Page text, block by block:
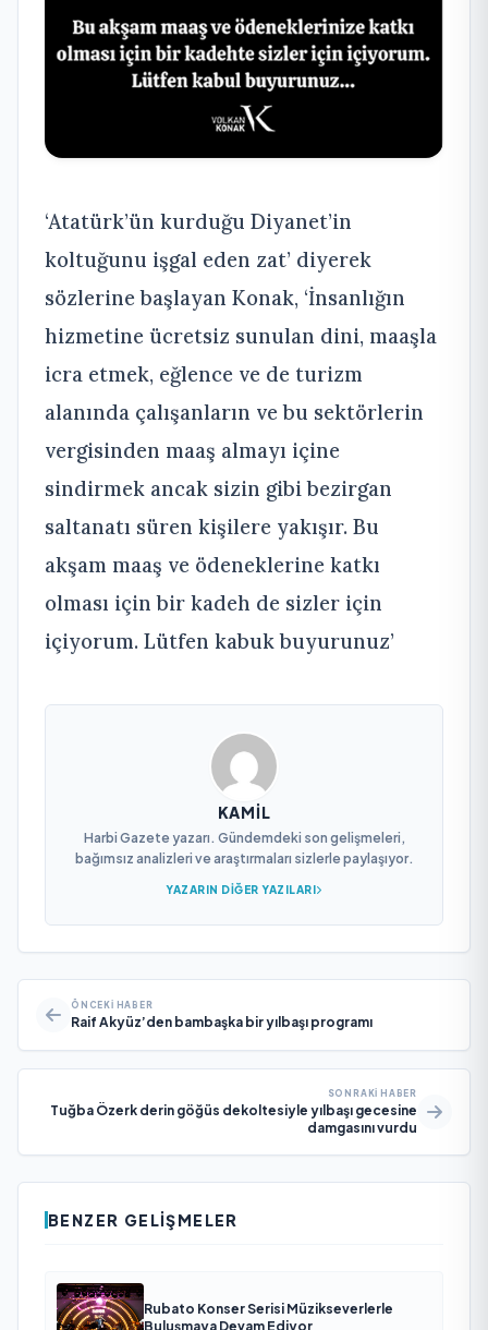
‘Atatürk’ün kurduğu Diyanet’in
koltuğunu işgal eden zat’ diyerek
sözlerine başlayan Konak, ‘İnsanlığın
hizmetine ücretsiz sunulan dini, maaşla
icra etmek, eğlence ve de turizm
alanında çalışanların ve bu sektörlerin
vergisinden maaş almayı içine
sindirmek ancak sizin gibi bezirgan
saltanatı süren kişilere yakışır. Bu
akşam maaş ve ödeneklerine katkı
olması için bir kadeh de sizler için
içiyorum. Lütfen kabuk buyurunuz’
KAMIL
Harbi Gazete yazarı. Gündemdeki son gelişmeleri,
bağımsız analizleri ve araştırmaları sizlerle paylaşıyor.
YAZARIN DIĞER YAZILARI
ÖNCEKI HABER
Raif Akyüz’den bambaşka bir yılbaşı programı
SONRAKI HABER
Tuğba Özerk derin göğüs dekoltesiyle yılbaşı gecesine
damgasını vurdu
BENZER GELIŞMELER
Rubato Konser Serisi Müzikseverlerle
Buluşmaya Devam Ediyor